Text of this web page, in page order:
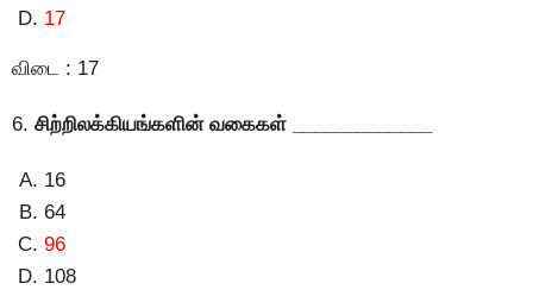
17
விடை : 17
6. சிற்றிலக்கியங்களின் வகைகள் _____________
16
64
96
108